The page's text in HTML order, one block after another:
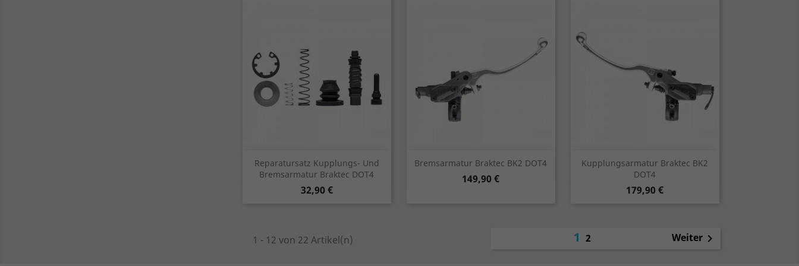
Reparatursatz Kupplungs- Und
Bremsarmatur Braktec DOT4
Preis
32,90 €
Vorschau Bremsarmatur Braktec BK2 DOT4
Preis
149,90 €
Vorschau
Kupplungsarmatur Braktec BK2
DOT4
Preis
179,90 €
Vorschau
1 - 12 von 22 Artikel(n) 12 Weiter